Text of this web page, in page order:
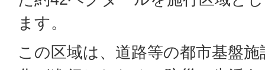
ます。
この区域は、道路等の都市基盤